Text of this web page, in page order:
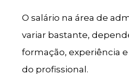
O salário na área de
variar bastante,
formação, experiência
do profissional.